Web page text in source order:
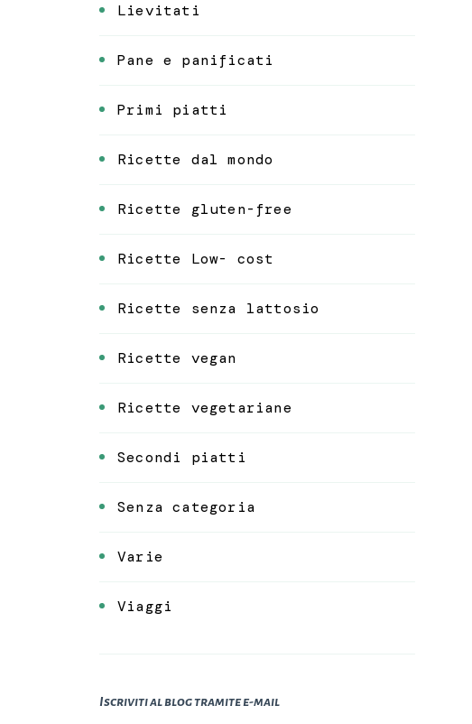
Lievitati
Pane e panificati
Primi piatti
Ricette dal mondo
Ricette gluten-free
Ricette Low- cost
Ricette senza lattosio
Ricette vegan
Ricette vegetariane
Secondi piatti
Senza categoria
Varie
Viaggi
Iscriviti al blog tramite e-mail